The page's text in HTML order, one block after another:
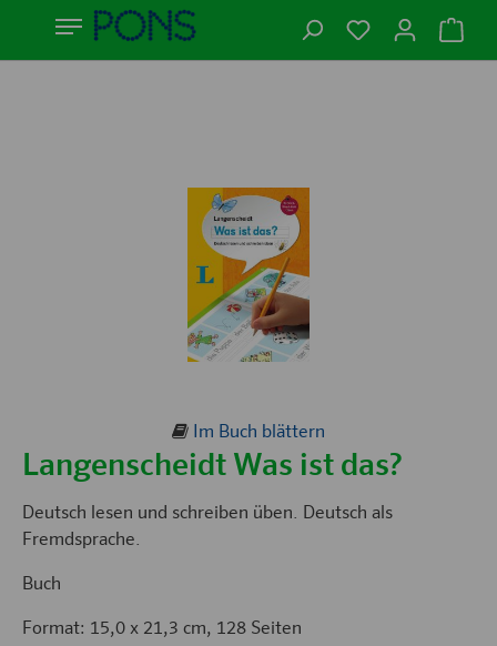
Im Buch blättern
Langenscheidt Was ist das?
Deutsch lesen und schreiben üben. Deutsch als
Fremdsprache.
Buch
Format: 15,0 x 21,3 cm, 128 Seiten